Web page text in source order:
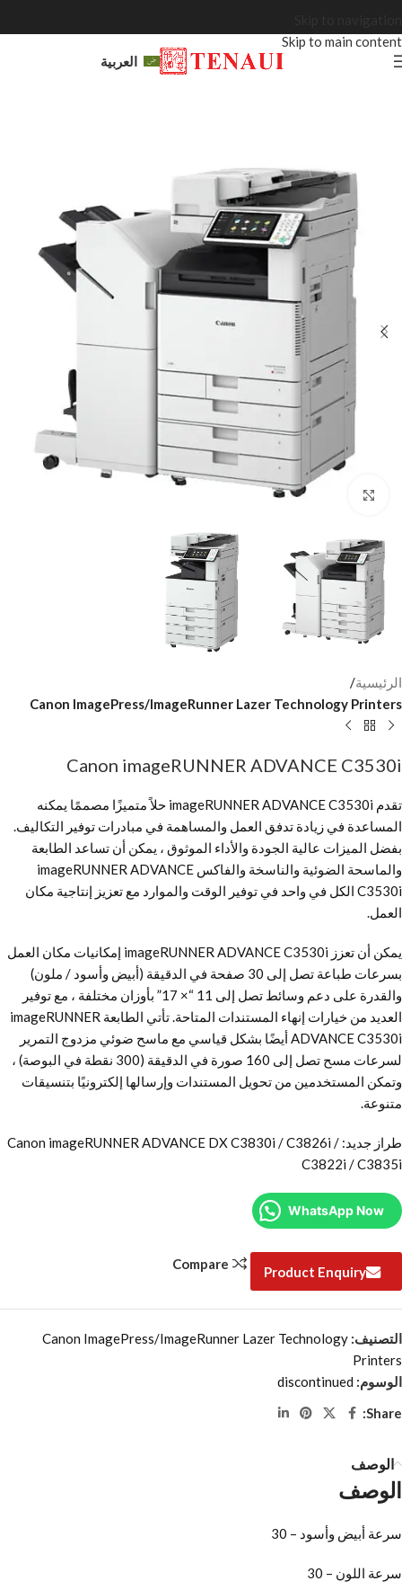
Skip to main content
العربية
Click to enlarge
الرئيسية
Canon ImagePress/ImageRunner Lazer Technology Printers
Canon imageRUNNER ADVANCE C3530i
تقدم imageRUNNER ADVANCE C3530i حلاً متميزًا مصممًا يمكنه
المساعدة في زيادة تدفق العمل والمساهمة في مبادرات توفير التكاليف.
بفضل الميزات عالية الجودة والأداء الموثوق ، يمكن أن تساعد الطابعة
والماسحة الضوئية والناسخة والفاكس imageRUNNER ADVANCE
C3530i الكل في واحد في توفير الوقت والموارد مع تعزيز إنتاجية مكان
العمل.
يمكن أن تعزز imageRUNNER ADVANCE C3530i إمكانيات مكان العمل
بسرعات طباعة تصل إلى 30 صفحة في الدقيقة (أبيض وأسود / ملون)
والقدرة على دعم وسائط تصل إلى 11 “× 17” بأوزان مختلفة ، مع توفير
العديد من خيارات إنهاء المستندات المتاحة. تأتي الطابعة imageRUNNER
ADVANCE C3530i أيضًا بشكل قياسي مع ماسح ضوئي مزدوج التمرير
لسرعات مسح تصل إلى 160 صورة في الدقيقة (300 نقطة في البوصة) ،
وتمكن المستخدمين من تحويل المستندات وإرسالها إلكترونيًا بتنسيقات
متنوعة.
طراز جديد: Canon imageRUNNER ADVANCE DX C3830i / C3826i /
C3822i / C3835i
WhatsApp Now
Product Enquiry
Compare
التصنيف: Canon ImagePress/ImageRunner Lazer Technology
Printers
الوسوم: discontinued
Share:
الوصف
الوصف
سرعة أبيض وأسود – 30
سرعة اللون – 30